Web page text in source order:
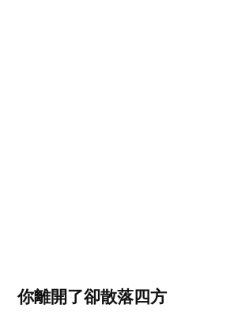
你離開了卻散落四方